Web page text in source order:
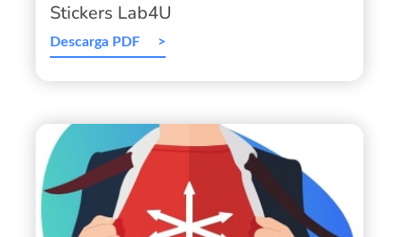
Stickers Lab4U
Descarga PDF